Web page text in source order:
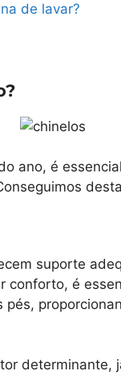
de lavar?
ano, é
suporte
conforto, é
determinante,